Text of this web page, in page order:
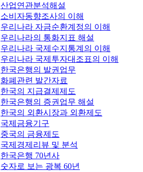
산업연관분석해설
소비자동향조사의 이해
우리나라 자금순환계정의 이해
우리나라의 통화지표 해설
우리나라 국제수지통계의 이해
우리나라 국제투자대조표의 이해
한국은행의 발권업무
화폐관련 발간자료
한국의 지급결제제도
한국은행의 증권업무 해설
한국의 외환시장과 외환제도
국제금융기구
중국의 금융제도
국제경제리뷰 및 분석
한국은행 70년사
숫자로 보는 광복 60년